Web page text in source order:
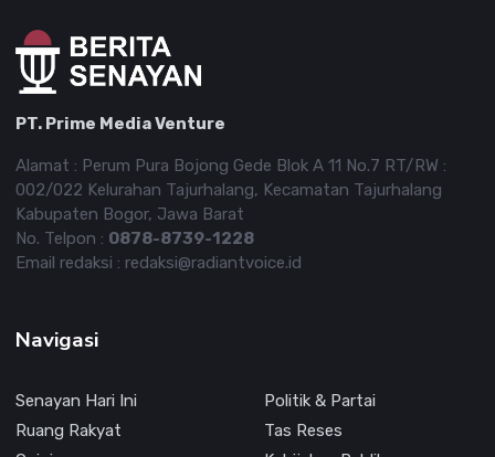
PT. Prime Media Venture
Alamat : Perum Pura Bojong Gede Blok A 11 No.7 RT/RW :
002/022 Kelurahan Tajurhalang, Kecamatan Tajurhalang
Kabupaten Bogor, Jawa Barat
No. Telpon : 0878-8739-1228
Email redaksi : redaksi@radiantvoice.id
Navigasi
Senayan Hari Ini
Politik & Partai
Ruang Rakyat
Tas Reses